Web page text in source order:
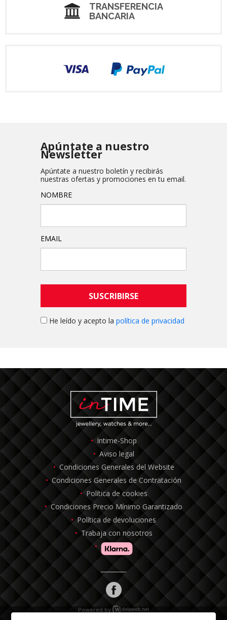
TRANSFERENCIA
BANCARIA
Apúntate a nuestro
Newsletter
Apúntate a nuestro boletín y recibirás
nuestras ofertas y promociones en tu email.
NOMBRE
EMAIL
SUSCRIBIRSE
He leído y acepto la política de privacidad
Intime-Shop
Aviso legal
Condiciones Generales del Website
Condiciones Generales de Contratación
Política de cookies
Condiciones Precio Mínimo Garantizado
Política de devoluciones
Trabaja con nosotros
Powered by